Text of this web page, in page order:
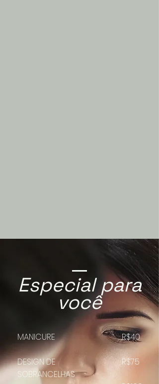
Especial para
você
MANICURE
DESIGN DE
SOBRANCELHAS
R$40
R$75